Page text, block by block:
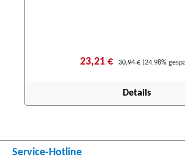
23,21 € 30,94 € (24.98%
Details
Service-Hotline